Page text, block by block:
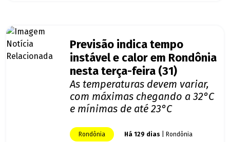
Previsão indica tempo
instável e calor em Rondônia
nesta terça-feira (31)
As temperaturas devem variar,
com máximas chegando a 32°C
e mínimas de até 23°C
Rondônia Há 129 dias | Rondônia